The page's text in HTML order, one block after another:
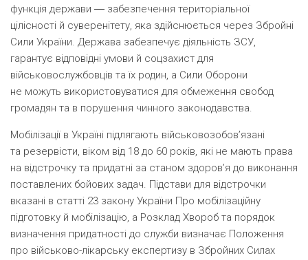
функція держави ― забезпечення територіальної
цілісності й суверенітету, яка здійснюється через Збройні
Сили України. Держава забезпечує діяльність ЗСУ,
гарантує відповідні умови й соцзахист для
військовослужбовців та їх родин, а Сили Оборони
не можуть використовуватися для обмеження свобод
громадян та в порушення чинного законодавства.
Мобілізації в Україні підлягають військовозобов’язані
та резервісти, віком від 18 до 60 років, які не мають права
на відстрочку та придатні за станом здоров’я до виконання
поставлених бойових задач. Підстави для відстрочки
вказані в статті 23 закону України Про мобілізаційну
підготовку й мобілізацію, а Розклад Хвороб та порядок
визначення придатності до служби визначає Положення
про військово-лікарську експертизу в Збройних Силах